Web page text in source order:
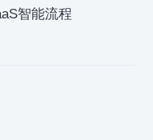
智能流程